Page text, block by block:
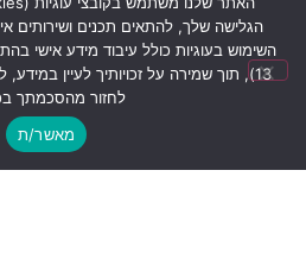
אני מאשר/ת קבלת
פרטייך לא יועברו הלאה
בלחיצה על כפתור זה
הגלישה שלך, להתאים תכנים ושירותים
השימוש בעוגיות כולל עיבוד מידע אישי
13), תוך שמירה על זכויותיך לעיין
לחזור מהסכמתך
מאשר/ת